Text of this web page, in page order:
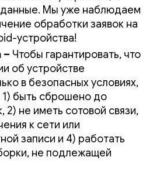
данные. Мы уже наблюдаем
обработки заявок на
устройства!
– Чтобы гарантировать, что
об устройстве
в безопасных условиях,
быть сброшено до
2) не иметь сотовой связи,
к сети или
записи и 4) работать
не подлежащей